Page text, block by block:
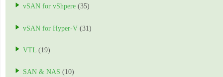
vSAN for vShpere (35)
vSAN for Hyper-V (31)
VTL (19)
SAN & NAS (10)